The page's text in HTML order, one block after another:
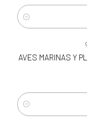
Cantidad
AVES MARINAS Y
Cantidad